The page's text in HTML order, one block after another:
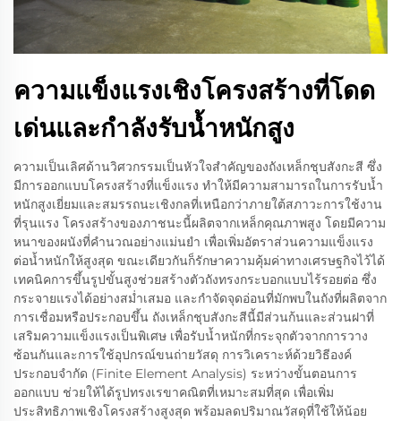
ความแข็งแรงเชิงโครงสร้างที่โดด
เด่นและกำลังรับน้ำหนักสูง
ความเป็นเลิศด้านวิศวกรรมเป็นหัวใจสำคัญของถังเหล็กชุบสังกะสี ซึ่ง
มีการออกแบบโครงสร้างที่แข็งแรง ทำให้มีความสามารถในการรับน้ำ
หนักสูงเยี่ยมและสมรรถนะเชิงกลที่เหนือกว่าภายใต้สภาวะการใช้งาน
ที่รุนแรง โครงสร้างของภาชนะนี้ผลิตจากเหล็กคุณภาพสูง โดยมีความ
หนาของผนังที่คำนวณอย่างแม่นยำ เพื่อเพิ่มอัตราส่วนความแข็งแรง
ต่อน้ำหนักให้สูงสุด ขณะเดียวกันก็รักษาความคุ้มค่าทางเศรษฐกิจไว้ได้
เทคนิคการขึ้นรูปขั้นสูงช่วยสร้างตัวถังทรงกระบอกแบบไร้รอยต่อ ซึ่ง
กระจายแรงได้อย่างสม่ำเสมอ และกำจัดจุดอ่อนที่มักพบในถังที่ผลิตจาก
การเชื่อมหรือประกอบขึ้น ถังเหล็กชุบสังกะสีนี้มีส่วนก้นและส่วนฝาที่
เสริมความแข็งแรงเป็นพิเศษ เพื่อรับน้ำหนักที่กระจุกตัวจากการวาง
ซ้อนกันและการใช้อุปกรณ์ขนถ่ายวัสดุ การวิเคราะห์ด้วยวิธีองค์
ประกอบจำกัด (Finite Element Analysis) ระหว่างขั้นตอนการ
ออกแบบ ช่วยให้ได้รูปทรงเรขาคณิตที่เหมาะสมที่สุด เพื่อเพิ่ม
ประสิทธิภาพเชิงโครงสร้างสูงสุด พร้อมลดปริมาณวัสดุที่ใช้ให้น้อย